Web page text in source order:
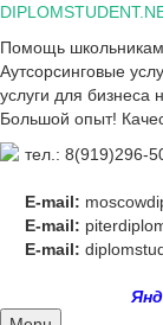
Skip
content
Помощь школьникам
Аутсорсинговые
услуги для бизнеса
Большой опыт!
тел.: 8(919)296-
E-mail:
E-mail:
E-mail: